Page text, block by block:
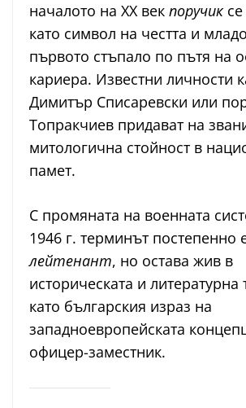
началото на XX век поручиксе
като символ на честта и
първото стъпало по пътя на
кариера. Известни личности
Димитър Списаревски или
Топракчиев придават на
митологична стойност в
памет.
С промяната на военната
1946 г. терминът постепенно
лейтенант, но остава жив в
историческата и литературна
като българския израз на
западноевропейската
офицер-заместник.